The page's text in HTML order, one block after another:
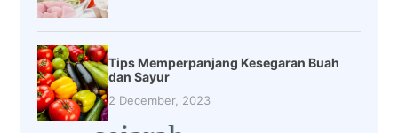
Tips Memperpanjang Kesegaran Buah
dan Sayur
2 December, 2023